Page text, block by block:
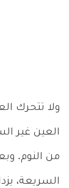
ولا تتحرك
العين غير
من النوم.
السريعة،